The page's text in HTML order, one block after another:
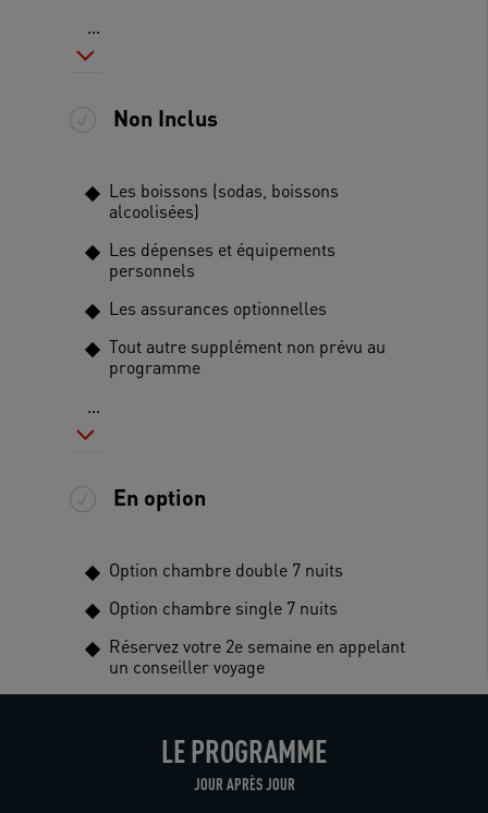
...
Non Inclus
Les boissons (sodas, boissons
alcoolisées)
Les dépenses et équipements
personnels
Les assurances optionnelles
Tout autre supplément non prévu au
programme
...
En option
Option chambre double 7 nuits
Option chambre single 7 nuits
Réservez votre 2e semaine en appelant
un conseiller voyage
LE PROGRAMME
JOUR APRÈS JOUR